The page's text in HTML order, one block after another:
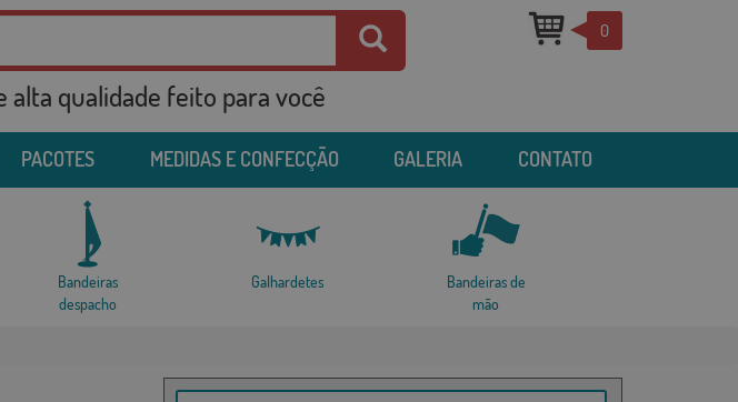
alta qualidade feito para você
0
PACOTES MEDIDAS E CONFECÇÃO GALERIA CONTATO
Bandeiras
despacho
Galhardetes
Bandeiras de
mão